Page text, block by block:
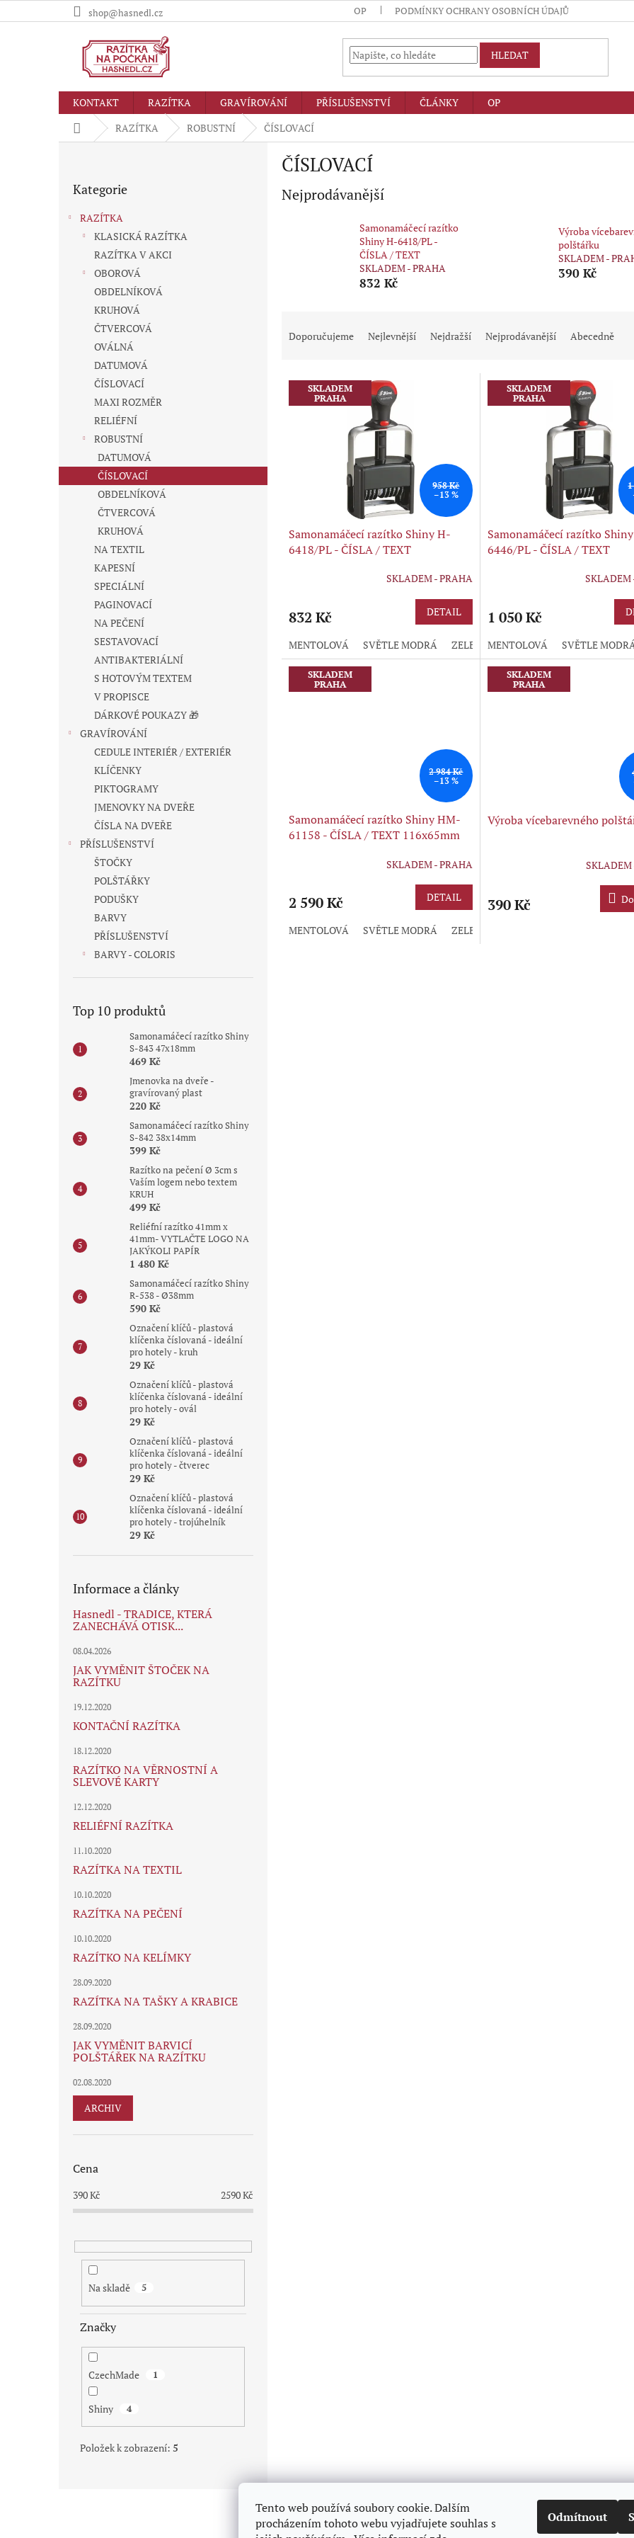
Tento web používá soubory cookie. Dalším
procházením tohoto webu vyjadřujete souhlas s
Odmítnout
na
shop@hasnedl.cz OP PODMÍNKY OCHRANY OSOBNÍCH ÚDAJŮ
HLEDAT
KONTAKT RAZÍTKA GRAVÍROVÁNÍ PŘÍSLUŠENSTVÍ ČLÁNKY
OP
Domů RAZÍTKA ROBUSTNÍ ČÍSLOVACÍ
kategorie
Kategorie
RAZÍTKA
KLASICKÁ RAZÍTKA
RAZÍTKA V AKCI
OBOROVÁ
OBDELNÍKOVÁ
KRUHOVÁ
ČTVERCOVÁ
OVÁLNÁ
DATUMOVÁ
ČÍSLOVACÍ
MAXI ROZMĚR
RELIÉFNÍ
ROBUSTNÍ
DATUMOVÁ
ČÍSLOVACÍ
OBDELNÍKOVÁ
ČTVERCOVÁ
KRUHOVÁ
NA TEXTIL
KAPESNÍ
SPECIÁLNÍ
PAGINOVACÍ
NA PEČENÍ
SESTAVOVACÍ
ANTIBAKTERIÁLNÍ
S HOTOVÝM TEXTEM
V PROPISCE
DÁRKOVÉ POUKAZY 🎁
GRAVÍROVÁNÍ
CEDULE INTERIÉR / EXTERIÉR
KLÍČENKY
PIKTOGRAMY
JMENOVKY NA DVEŘE
ČÍSLA NA DVEŘE
PŘÍSLUŠENSTVÍ
ŠTOČKY
POLŠTÁŘKY
PODUŠKY
BARVY
PŘÍSLUŠENSTVÍ
BARVY - COLORIS
Top 10 produktů
Samonamáčecí razítko Shiny
S-843 47x18mm
469 Kč
Jmenovka na dveře -
gravírovaný plast
220 Kč
Samonamáčecí razítko Shiny
S-842 38x14mm
399 Kč
Razítko na pečení Ø 3cm s
Vaším logem nebo textem
KRUH
499 Kč
Reliéfní razítko 41mm x
41mm- VYTLAČTE LOGO NA
JAKÝKOLI PAPÍR
1 480 Kč
Samonamáčecí razítko Shiny
R-538 - Ø38mm
590 Kč
Označení klíčů - plastová
klíčenka číslovaná - ideální
pro hotely - kruh
29 Kč
Označení klíčů - plastová
klíčenka číslovaná - ideální
pro hotely - ovál
29 Kč
Označení klíčů - plastová
klíčenka číslovaná - ideální
pro hotely - čtverec
29 Kč
Označení klíčů - plastová
klíčenka číslovaná - ideální
pro hotely - trojúhelník
29 Kč
Informace a články
Hasnedl - TRADICE, KTERÁ
ZANECHÁVÁ OTISK...
08.04.2026
JAK VYMĚNIT ŠTOČEK NA
RAZÍTKU
19.12.2020
KONTAČNÍ RAZÍTKA
18.12.2020
RAZÍTKO NA VĚRNOSTNÍ A
SLEVOVÉ KARTY
12.12.2020
RELIÉFNÍ RAZÍTKA
11.10.2020
RAZÍTKA NA TEXTIL
10.10.2020
RAZÍTKA NA PEČENÍ
10.10.2020
RAZÍTKO NA KELÍMKY
28.09.2020
RAZÍTKA NA TAŠKY A KRABICE
28.09.2020
JAK VYMĚNIT BARVICÍ
POLŠTÁŘEK NA RAZÍTKU
02.08.2020
ARCHIV
Cena
390Kč 2590Kč
Na skladě 5
Značky
CzechMade 1
Shiny 4
Položek k zobrazení: 5
ČÍSLOVACÍ
Nejprodávanější
Samonamáčecí razítko
Shiny H-6418/PL -
ČÍSLA / TEXT
SKLADEM - PRAHA
832 Kč
Výroba
polštářku
SKLADEM -
390 Kč
n
Doporučujeme Nejlevnější Nejdražší Nejprodávanější Abecedně
V
SKLADEM
PRAHA
958 Kč
–13 %
Samonamáčecí razítko Shiny H-
6418/PL - ČÍSLA / TEXT
SKLADEM - PRAHA
832 Kč DETAIL
MENTOLOVÁ SVĚTLE MODRÁ ZELENÁ FIALOVÁ BORDÓ
SKLADEM
PRAHA
Samonamáčecí razítko
6446/PL - ČÍSLA / TEXT
SKLADEM
1 050 Kč
MENTOLOVÁ SVĚTLE
SKLADEM
PRAHA
2 984 Kč
–13 %
Samonamáčecí razítko Shiny HM-
61158 - ČÍSLA / TEXT 116x65mm
SKLADEM - PRAHA
2 590 Kč DETAIL
MENTOLOVÁ SVĚTLE MODRÁ ZELENÁ
SKLADEM
PRAHA
Výroba vícebarevného
je
390 Kč